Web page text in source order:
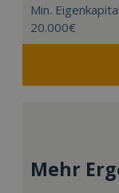
Min.
20.000€
Mehr